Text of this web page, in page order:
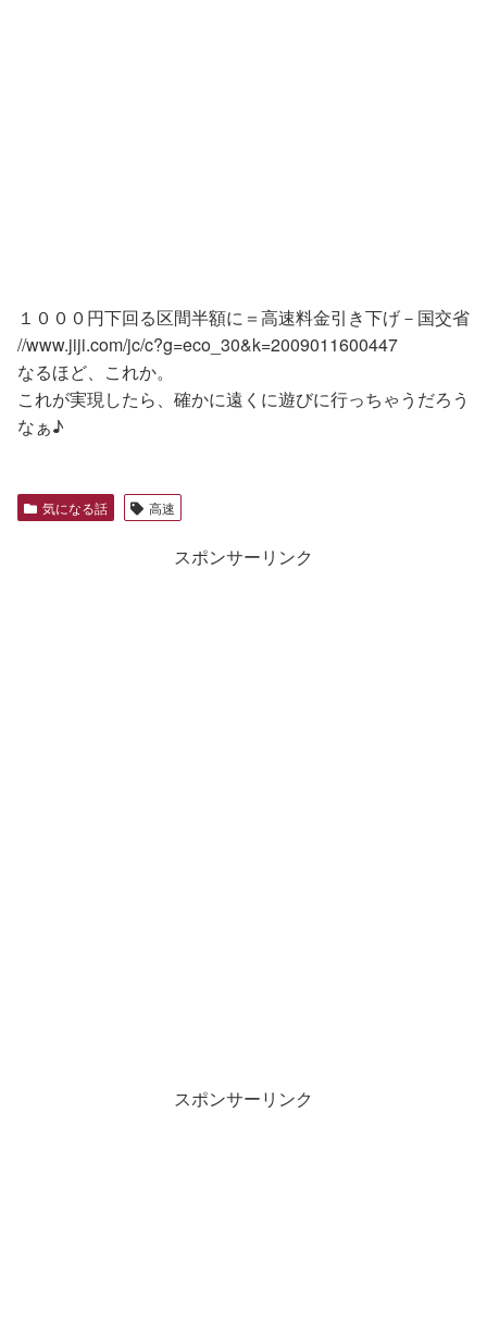
１０００円下回る区間半額に＝高速料金引き下げ－国交省
//www.jiji.com/jc/c?g=eco_30&k=2009011600447
なるほど、これか。
これが実現したら、確かに遠くに遊びに行っちゃうだろう
なぁ♪
気になる話 高速
スポンサーリンク
スポンサーリンク